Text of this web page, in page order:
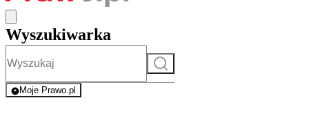
Wyszukiwarka
Szukaj
Moje Prawo.pl
- rejestracja i logowanie do serwisu